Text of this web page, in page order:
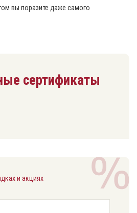
вы поразите даже самого
сертификаты
и акциях